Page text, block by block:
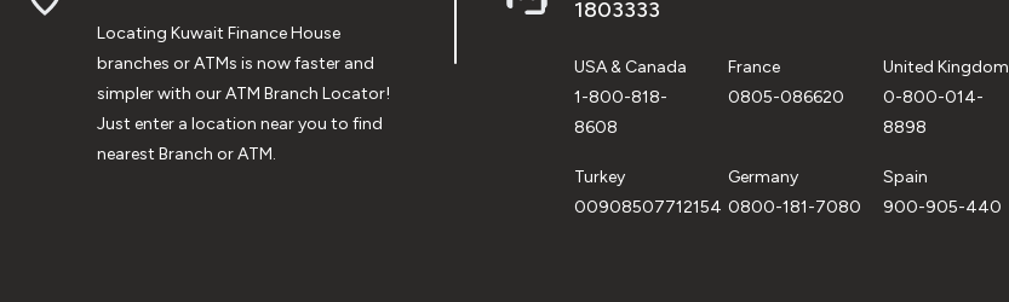
Locating Kuwait Finance House
branches or ATMs is now faster and
simpler with our ATM Branch Locator!
Just enter a location near you to find
nearest Branch or ATM.
1803333
USA & Canada
1-800-818-
8608
France
0805-086620
United Kingdom
0-800-014-
8898
Turkey
00908507712154
Germany
0800-181-7080
Spain
900-905-440